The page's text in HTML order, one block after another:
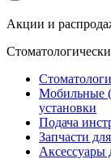
Акции и
Мобильные
установки
Подача
Запчасти
Аксессуары